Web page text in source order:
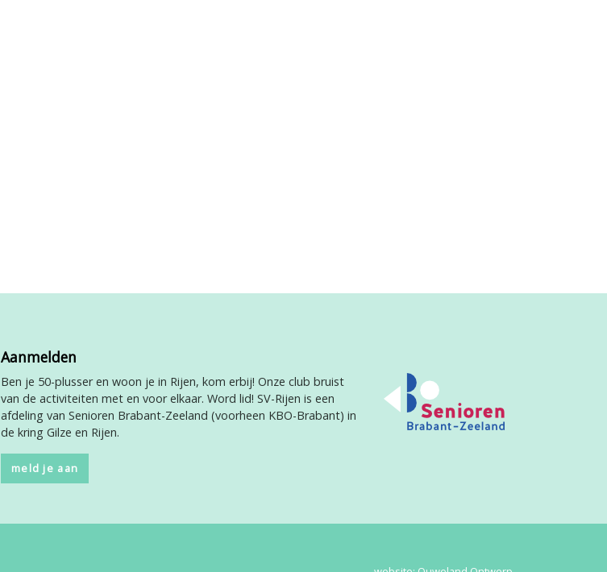
Aanmelden
Ben je 50-plusser en woon je in Rijen, kom erbij! Onze club bruist
van de activiteiten met en voor elkaar. Word lid! SV-Rijen is een
afdeling van Senioren Brabant-Zeeland (voorheen KBO-Brabant) in
de kring Gilze en Rijen.
meld je aan